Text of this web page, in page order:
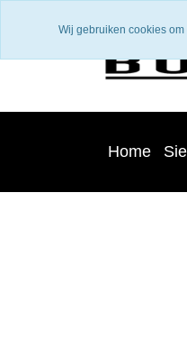
Home
Wij gebruiken cookies